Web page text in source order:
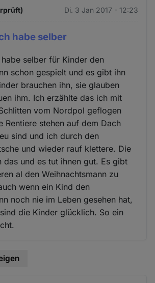
Di. 3 Jan 2017 - 12:23
habe selber
selber für Kinder den
schon gespielt und es gibt ihn
brauchen ihn, sie glauben
ihm. Ich erzählte das ich mit
vom Nordpol geflogen
Rentiere stehen auf dem Dach
sind und ich durch den
und wieder rauf klettere. Die
das und es tut ihnen gut. Es gibt
al den Weihnachtsmann zu
wenn ein Kind den
noch nie im Leben gesehen hat,
die Kinder glücklich. So ein